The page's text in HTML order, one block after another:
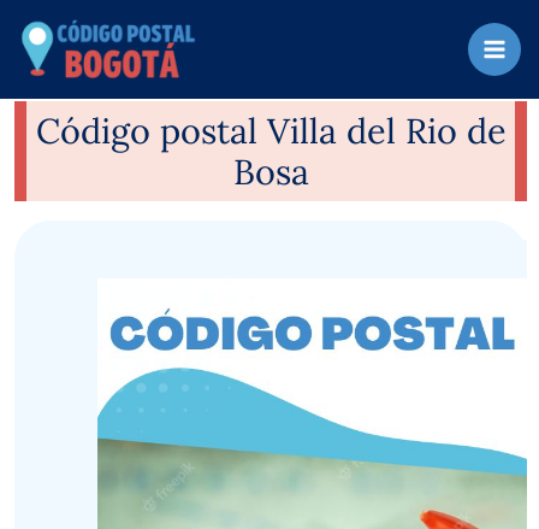
contenido
Código postal Villa del Rio de
Bosa